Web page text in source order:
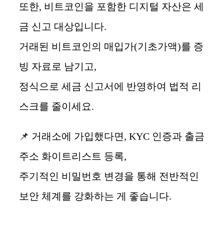
또한, 비트코인을 포함한 디지털 자산은 세
금 신고 대상입니다.
거래된 비트코인의 매입가(기초가액)를 증
빙 자료로 남기고,
정식으로 세금 신고서에 반영하여 법적 리
스크를 줄이세요.
📌 거래소에 가입했다면, KYC 인증과 출금
주소 화이트리스트 등록,
주기적인 비밀번호 변경을 통해 전반적인
보안 체계를 강화하는 게 좋습니다.